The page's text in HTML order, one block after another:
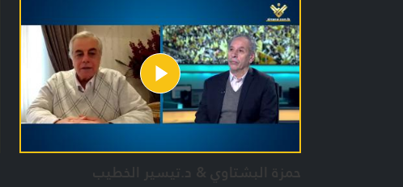
حمزة البشتاوي & د.تيسير الخطيب